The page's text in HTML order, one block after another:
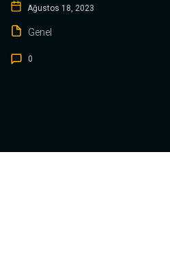
Ağustos 18, 2023
Genel
0